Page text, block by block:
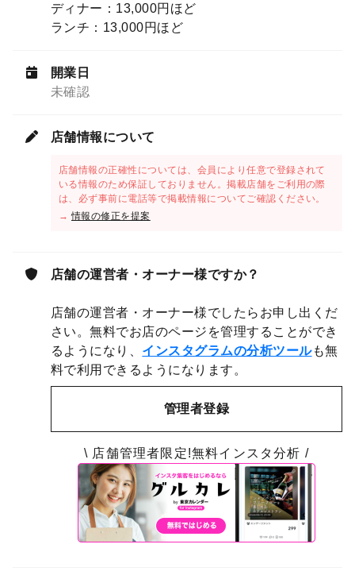
ディナー：13,000円ほど
ランチ：13,000円ほど
開業日
未確認
店舗情報について
店舗情報の正確性については、会員により任意で登録されて
いる情報のため保証しておりません。掲載店舗をご利用の際
は、必ず事前に電話等で掲載情報についてご確認ください。
→情報の修正を提案
店舗の運営者・オーナー様ですか？
店舗の運営者・オーナー様でしたらお申し出くだ
さい。無料でお店のページを管理することができ
るようになり、 インスタグラムの分析ツールも無
料で利用できるようになります。
管理者登録
\ 店舗管理者限定!無料インスタ分析 /